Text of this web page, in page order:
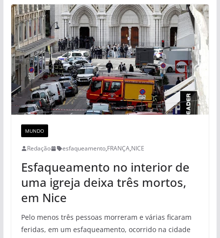
MUNDO
Redação esfaqueamento,FRANÇA,NICE
Esfaqueamento no interior de
uma igreja deixa três mortos,
em Nice
Pelo menos três pessoas morreram e várias ficaram
feridas, em um esfaqueamento, ocorrido na cidade